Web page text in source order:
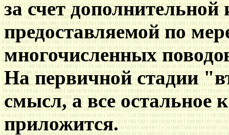
за счет
предоставляемой по
многочисленных
На первичной стадии
смысл, а все остальное
приложится.